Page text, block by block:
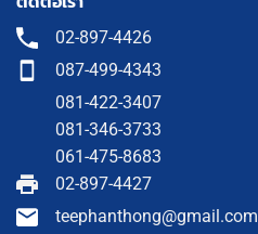
02-897-4426
087-499-4343
081-422-3407
081-346-3733
061-475-8683
02-897-4427
teephanthong@gmail.com